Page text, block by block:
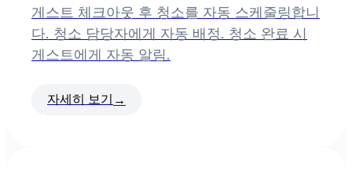
게스트 체크아웃 후 청소를 자동 스케줄링합니
다. 청소 담당자에게 자동 배정. 청소 완료 시
게스트에게 자동 알림.
자세히 보기 →